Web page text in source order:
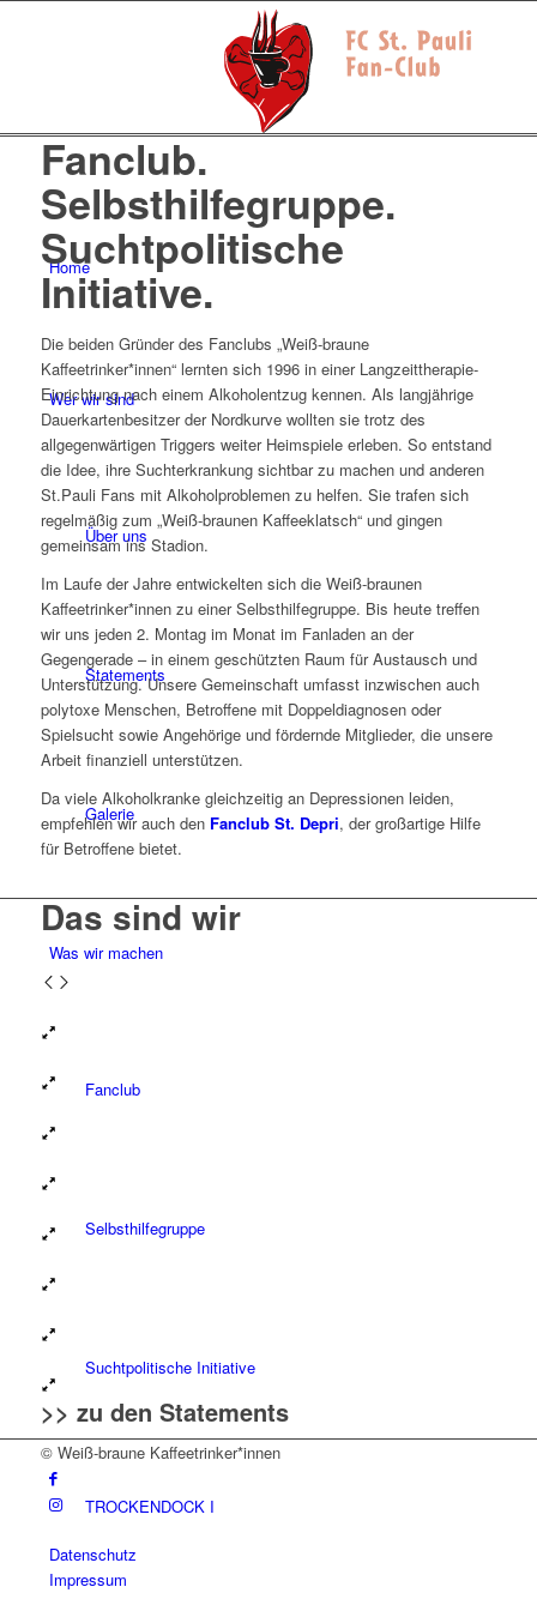
Home
Wer wir sind
Über uns
Statements
Galerie
Was wir machen
Fanclub
Selbsthilfegruppe
Suchtpolitische Initiative
TROCKENDOCK I
Fanclub.
Selbsthilfegruppe.
Suchtpolitische
Initiative.
Die beiden Gründer des Fanclubs „Weiß-braune
Kaffeetrinker*innen“ lernten sich 1996 in einer Langzeittherapie-
Einrichtung nach einem Alkoholentzug kennen. Als langjährige
Dauerkartenbesitzer der Nordkurve wollten sie trotz des
allgegenwärtigen Triggers weiter Heimspiele erleben. So entstand
die Idee, ihre Suchterkrankung sichtbar zu machen und anderen
St.Pauli Fans mit Alkoholproblemen zu helfen. Sie trafen sich
regelmäßig zum „Weiß-braunen Kaffeeklatsch“ und gingen
gemeinsam ins Stadion.
Im Laufe der Jahre entwickelten sich die Weiß-braunen
Kaffeetrinker*innen zu einer Selbsthilfegruppe. Bis heute treffen
wir uns jeden 2. Montag im Monat im Fanladen an der
Gegengerade – in einem geschützten Raum für Austausch und
Unterstützung. Unsere Gemeinschaft umfasst inzwischen auch
polytoxe Menschen, Betroffene mit Doppeldiagnosen oder
Spielsucht sowie Angehörige und fördernde Mitglieder, die unsere
Arbeit finanziell unterstützen.
Da viele Alkoholkranke gleichzeitig an Depressionen leiden,
empfehlen wir auch den Fanclub St. Depri, der großartige Hilfe
für Betroffene bietet.
Das sind wir
>> zu den Statements
© Weiß-braune Kaffeetrinker*innen
Datenschutz
Impressum